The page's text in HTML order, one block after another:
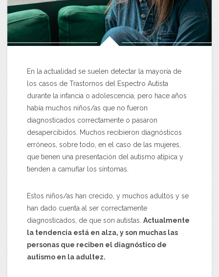
En la actualidad se suelen detectar la mayoría de
los casos de Trastornos del Espectro Autista
durante la infancia o adolescencia, pero hace años
había muchos niños/as que no fueron
diagnosticados correctamente o pasaron
desapercibidos. Muchos recibieron diagnósticos
erróneos, sobre todo, en el caso de las mujeres,
que tienen una presentación del autismo atípica y
tienden a camuflar los síntomas.
Estos niños/as han crecido, y muchos adultos y se
han dado cuenta al ser correctamente
diagnosticados, de que son autistas. Actualmente
la tendencia está en alza, y son muchas las
personas que reciben el diagnóstico de
autismo en la adultez.